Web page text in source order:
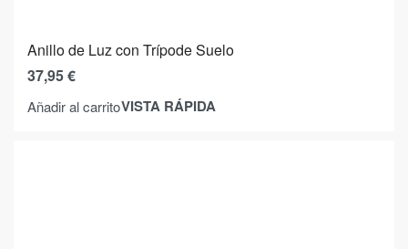
Anillo de Luz con Trípode Suelo
37,95€
Añadir al carritoVISTA RÁPIDA